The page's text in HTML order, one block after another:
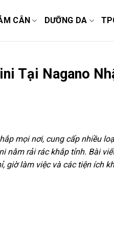
CÂN DƯỠNG DA
Tại Nagano
mọi nơi, cung cấp nhiều
nằm rải rác khắp tỉnh. Bài
giờ làm việc và các tiện ích